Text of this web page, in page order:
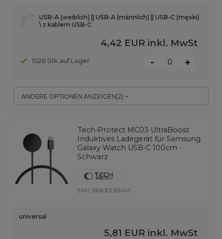
ANDERE OPTIONEN ANZEIGEN(2)
USB-A (weiblich) || USB-A (männlich) || USB-C (męski)
\ z kablem USB-C
4,42 EUR inkl. MwSt
1026 Stk auf Lager - +
Tech-Protect MC03 UltraBoost
Induktives Ladegerät für Samsung
Galaxy Watch USB-C 100cm -
Schwarz
EAN: 5906302361403
universal
5,81 EUR inkl. MwSt